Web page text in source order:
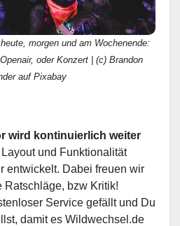
morgen und am Wochenende:
oder Konzert | (c) Brandon
auf Pixabay
wird kontinuierlich weiter
und Funktionalität
entwickelt. Dabei freuen wir
Ratschläge, bzw Kritik!
Service gefällt und Du
damit es Wildwechsel.de